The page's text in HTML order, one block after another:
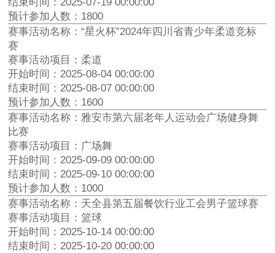
预计参加人数：1800
赛事活动名称：“星火杯”2024年四川省青少年柔道竞标
赛
赛事活动项目：柔道
开始时间：2025-08-04 00:00:00
结束时间：2025-08-07 00:00:00
预计参加人数：1600
赛事活动名称：雅安市第六届老年人运动会广场健身舞
比赛
赛事活动项目：广场舞
开始时间：2025-09-09 00:00:00
结束时间：2025-09-10 00:00:00
预计参加人数：1000
赛事活动名称：天全县第五届餐饮行业工会男子篮球赛
赛事活动项目：篮球
开始时间：2025-10-14 00:00:00
结束时间：2025-10-20 00:00:00